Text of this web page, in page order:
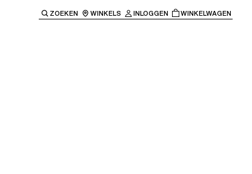
naar de hoofdnavigatie.
ZOEKEN WINKELS INLOGGEN WINKELWAGEN